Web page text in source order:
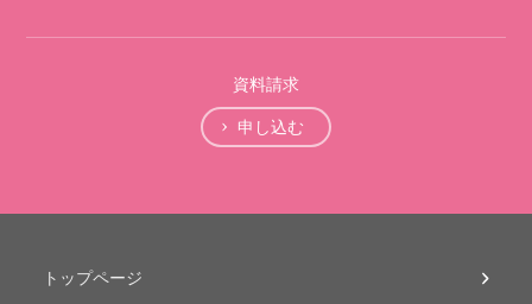
資料請求
申し込む
トップページ